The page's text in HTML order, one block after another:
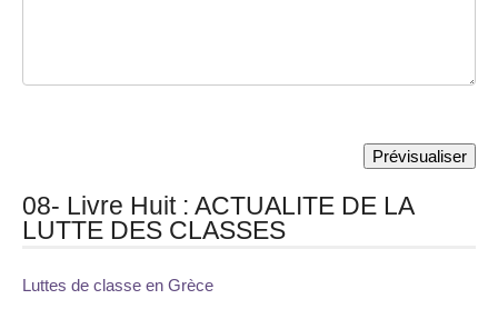
08- Livre Huit : ACTUALITE DE LA
LUTTE DES CLASSES
Luttes de classe en Grèce